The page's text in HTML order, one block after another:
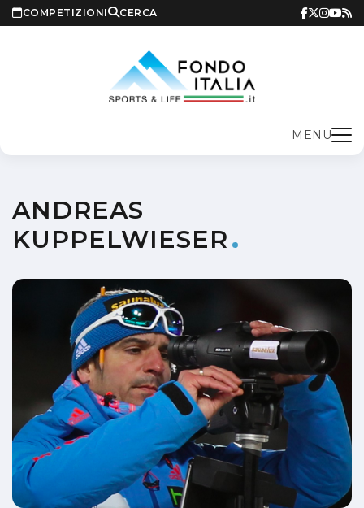
COMPETIZIONI CERCA
MENU
ANDREAS
KUPPELWIESER